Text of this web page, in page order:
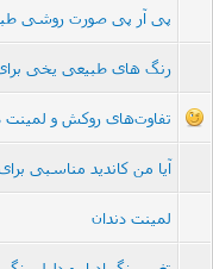
پی آر پی صورت روشی
رنگ های طبیعی یخی
تفاوت‌های روکش و لمینت
آیا من کاندید مناسبی
لمینت دندان